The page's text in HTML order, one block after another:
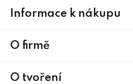
Informace k nákupu
O firmě
O tvoření